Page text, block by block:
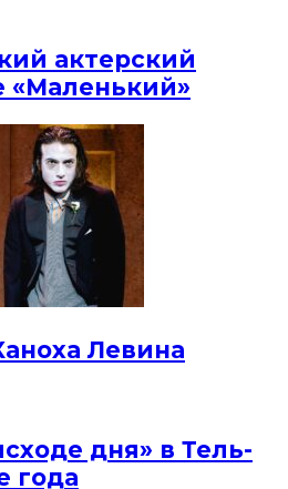
актерский
«Маленький»
Левина
дня» в Тель-
года